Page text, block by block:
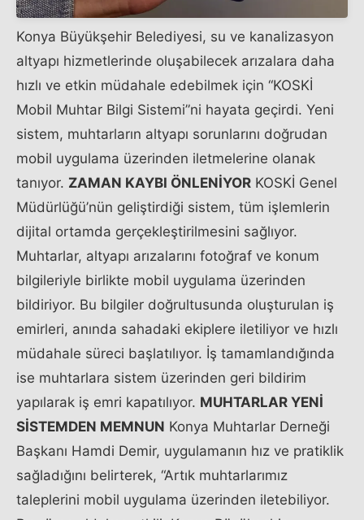
Konya Büyükşehir Belediyesi, su ve kanalizasyon
altyapı hizmetlerinde oluşabilecek arızalara daha
hızlı ve etkin müdahale edebilmek için “KOSKİ
Mobil Muhtar Bilgi Sistemi”ni hayata geçirdi. Yeni
sistem, muhtarların altyapı sorunlarını doğrudan
mobil uygulama üzerinden iletmelerine olanak
tanıyor.
b
e
y
l
i
k
d
u
z
u
a
d
a
ZAMAN KAYBI ÖNLENİYOR KOSKİ Genel
Müdürlüğü’nün geliştirdiği sistem, tüm işlemlerin
dijital ortamda gerçekleştirilmesini sağlıyor.
Muhtarlar, altyapı arızalarını fotoğraf ve konum
bilgileriyle birlikte mobil uygulama üzerinden
bildiriyor. Bu bilgiler doğrultusunda oluşturulan iş
emirleri, anında sahadaki ekiplere iletiliyor ve hızlı
müdahale süreci başlatılıyor. İş tamamlandığında
ise muhtarlara sistem üzerinden geri bildirim
yapılarak iş emri kapatılıyor. MUHTARLAR YENİ
SİSTEMDEN MEMNUN Konya Muhtarlar Derneği
Başkanı Hamdi Demir, uygulamanın hız ve pratiklik
sağladığını belirterek, “Artık muhtarlarımız
taleplerini mobil uygulama üzerinden iletebiliyor.